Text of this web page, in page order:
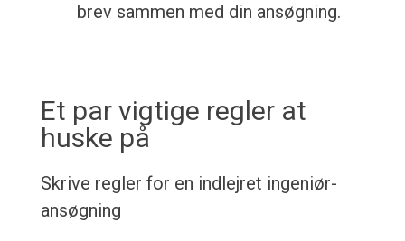
brev sammen med din ansøgning.
Et par vigtige regler at
huske på
Skrive regler for en indlejret ingeniør-
ansøgning